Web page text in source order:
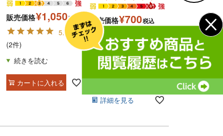
販売価格¥1,050税込
5.00
(2件)
カートに入れる
販売価格¥700税込
4.39
(59件)
在庫切れ
詳細を見る